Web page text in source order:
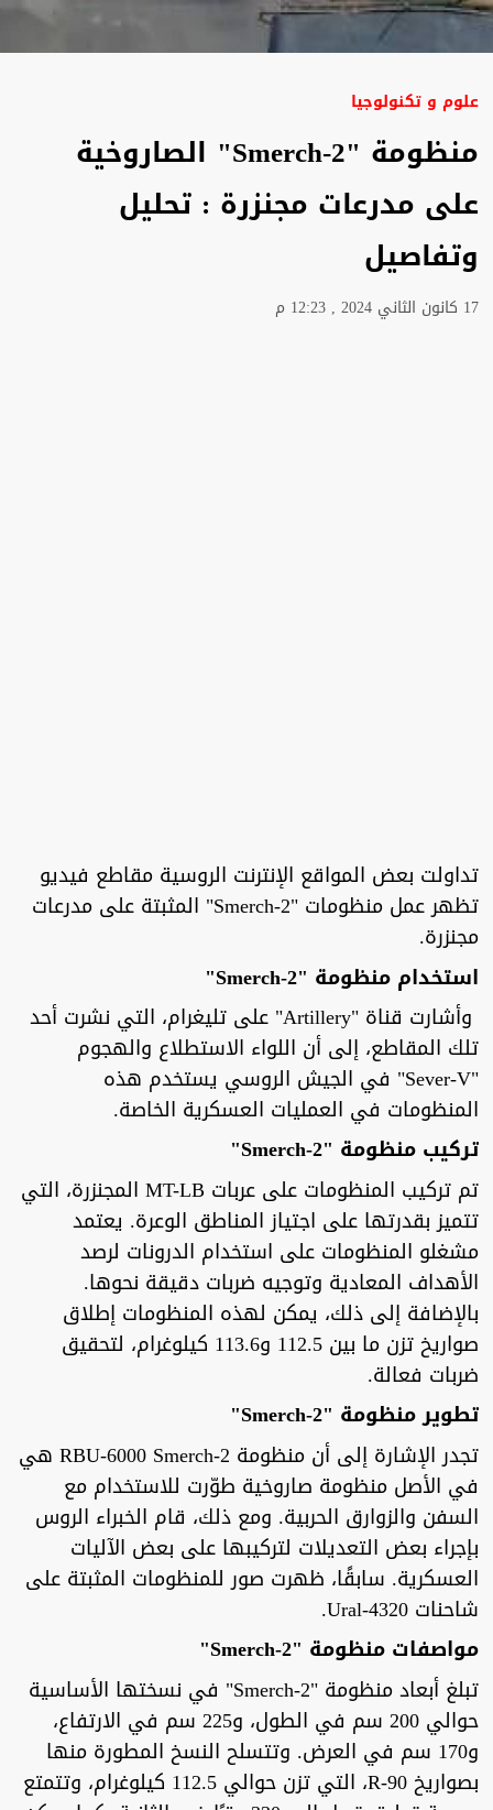
علوم و تكنولوجيا
منظومة "Smerch-2" الصاروخية
على مدرعات مجنزرة : تحليل
وتفاصيل
17 كانون الثاني 2024 , 12:23 م
تداولت بعض المواقع الإنترنت الروسية مقاطع فيديو
تظهر عمل منظومات "Smerch-2" المثبتة على مدرعات
مجنزرة.
استخدام منظومة "Smerch-2"
وأشارت قناة "Artillery" على تليغرام، التي نشرت أحد
تلك المقاطع، إلى أن اللواء الاستطلاع والهجوم
"Sever-V" في الجيش الروسي يستخدم هذه
المنظومات في العمليات العسكرية الخاصة.
تركيب منظومة "Smerch-2"
تم تركيب المنظومات على عربات MT-LB المجنزرة، التي
تتميز بقدرتها على اجتياز المناطق الوعرة. يعتمد
مشغلو المنظومات على استخدام الدرونات لرصد
الأهداف المعادية وتوجيه ضربات دقيقة نحوها.
بالإضافة إلى ذلك، يمكن لهذه المنظومات إطلاق
صواريخ تزن ما بين 112.5 و113.6 كيلوغرام، لتحقيق
ضربات فعالة.
تطوير منظومة "Smerch-2"
تجدر الإشارة إلى أن منظومة RBU-6000 Smerch-2 هي
في الأصل منظومة صاروخية طوّرت للاستخدام مع
السفن والزوارق الحربية. ومع ذلك، قام الخبراء الروس
بإجراء بعض التعديلات لتركيبها على بعض الآليات
العسكرية. سابقًا، ظهرت صور للمنظومات المثبتة على
شاحنات Ural-4320.
مواصفات منظومة "Smerch-2"
تبلغ أبعاد منظومة "Smerch-2" في نسختها الأساسية
حوالي 200 سم في الطول، و225 سم في الارتفاع،
و170 سم في العرض. وتتسلح النسخ المطورة منها
بصواريخ 90-R، التي تزن حوالي 112.5 كيلوغرام، وتتمتع